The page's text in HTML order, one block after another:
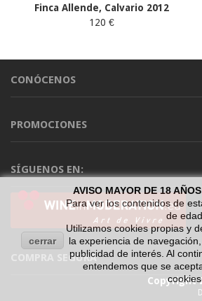
Finca Allende, Calvario 2012
120 €
CONÓCENOS
PROMOCIONES
SÍGUENOS EN:
COMPRA SEGURA
cerrar
AVISO MAYOR DE 18
Para ver los contenidos de
de edad.
Utilizamos cookies propias y
la experiencia de
publicidad de interés. Al
entendemos que se
Copyright